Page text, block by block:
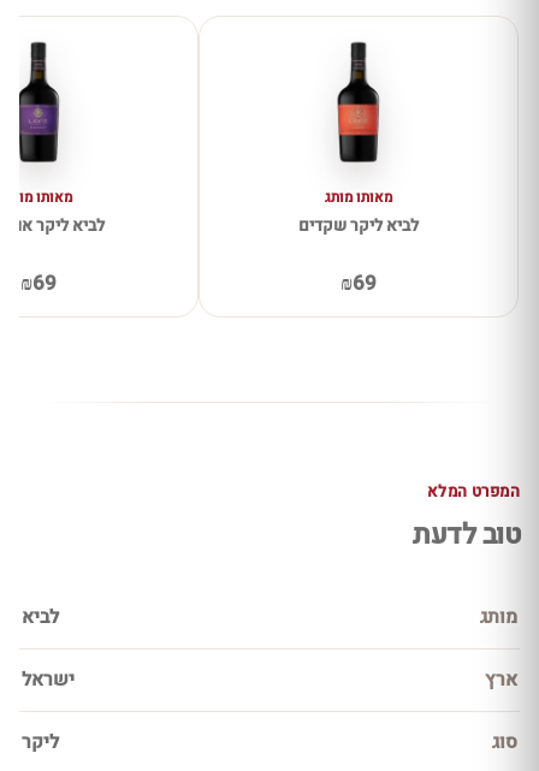
מאותו מותג
לביא ליקר שקדים
₪69
מאותו מותג
לביא ליקר
₪69
המפרט המלא
טוב לדעת
מותג לביא
ארץ ישראל
סוג ליקר